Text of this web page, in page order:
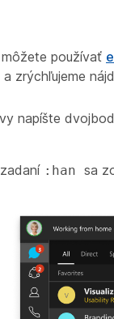
používať
a zrýchľujeme
napíšte
:han sa